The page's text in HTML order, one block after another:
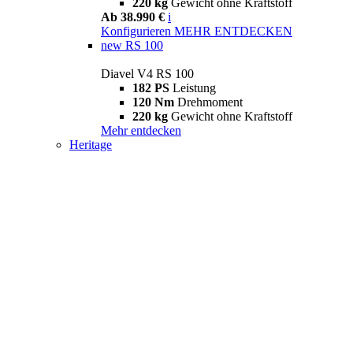
220 kg Gewicht ohne Kraftstoff
Ab 38.990 € i
Konfigurieren MEHR ENTDECKEN
new RS 100
Diavel V4 RS 100
182 PS Leistung
120 Nm Drehmoment
220 kg Gewicht ohne Kraftstoff
Mehr entdecken
Heritage